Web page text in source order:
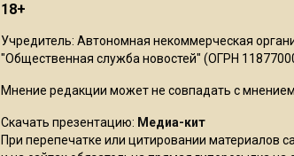
18+
Учредитель: Автономная некоммерческая
"Общественная служба новостей" (ОГРН
Мнение редакции может не совпадать с мнением
Скачать презентацию: Медиа-кит
При перепечатке или цитировании материалов